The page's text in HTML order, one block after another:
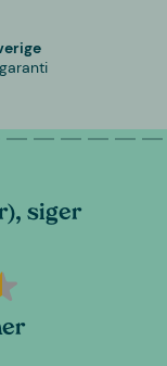
siger